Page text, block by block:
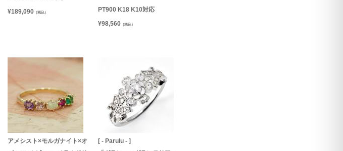
¥189,090 （税込）
PT900 K18 K10対応
¥98,560 （税込）
アメシスト×モルガナイト×オ
[ - Parulu - ]